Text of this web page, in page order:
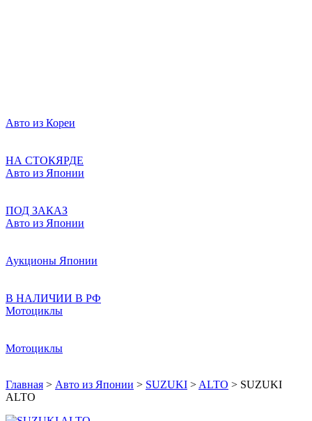
Авто из Кореи
НА СТОКЯРДЕ
Авто из Японии
ПОД ЗАКАЗ
Авто из Японии
Аукционы Японии
В НАЛИЧИИ В РФ
Мотоциклы
Мотоциклы
Главная > Авто из Японии > SUZUKI > ALTO > SUZUKI
ALTO